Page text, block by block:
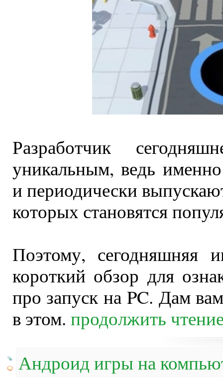
Разработчик
уникальным, ведь
и периодически
которых становятся
Поэтому, сегодняшняя
короткий обзор для
про запуск на PC. Дам
в этом. продолжить
Андроид игры на